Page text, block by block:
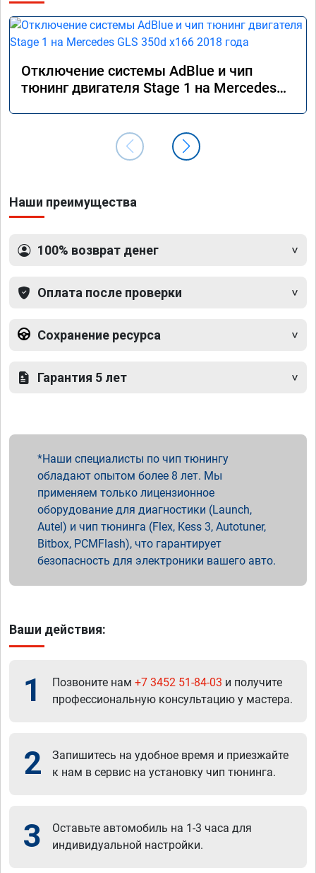
Отключение системы AdBlue и чип
тюнинг двигателя Stage 1 на Mercedes
Наши преимущества
100% возврат денег
Оплата после проверки
Сохранение ресурса
Гарантия 5 лет
Наши специалисты по чип тюнингу
обладают опытом более 8 лет. Мы
применяем только лицензионное
оборудование для диагностики (Launch,
Autel) и чип тюнинга (Flex, Kess 3, Autotuner,
Bitbox, PCMFlash), что гарантирует
безопасность для электроники вашего авто.
Ваши действия:
1 Позвоните нам +7 3452 51-84-03 и получите
профессиональную консультацию у мастера.
2
Запишитесь на удобное время и приезжайте
к нам в сервис на установку чип тюнинга.
3
Оставьте автомобиль на 1-3 часа для
индивидуальной настройки.